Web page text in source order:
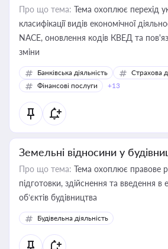
Про що тема: Тема охоплює перехід
класифікації видів економічної
NACE, оновлення кодів КВЕД та
зміни
Банківська діяльність
Страхова
Фінансові послуги
+13
Земельні відносини у
Про що тема: Тема охоплює правове
підготовки, здійснення та введення в
об’єктів будівництва
Будівельна діяльність